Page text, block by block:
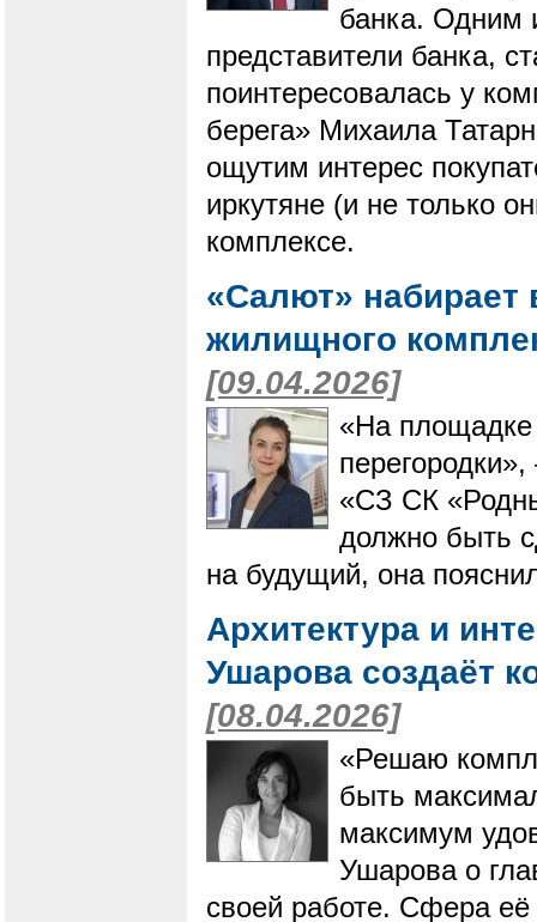
банка. Одним
представители банка,
поинтересовалась у
берега» Михаила
ощутим интерес
иркутяне (и не только
комплексе.
«Салют» набирает
жилищного
[09.04.2026]
​​​​​​​«На площадке
«СЗ СК
должно быть
на будущий, она
Архитектура и
Ушарова создаёт
[08.04.2026]
«Решаю
быть
максимум
Ушарова о
своей работе. Сфера